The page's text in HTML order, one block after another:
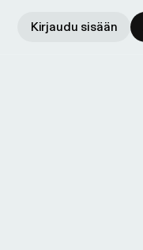
Kirjaudu sisään